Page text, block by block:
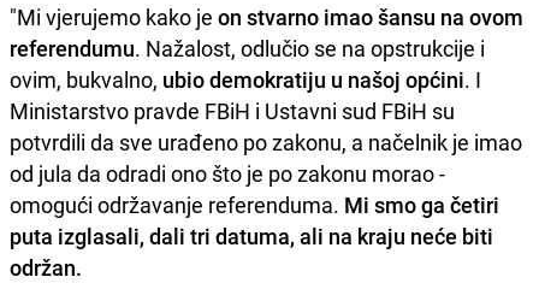
"Mi vjerujemo kako je on stvarno imao šansu na ovom
referendumu. Nažalost, odlučio se na opstrukcije i
ovim, bukvalno, ubio demokratiju u našoj općini. I
Ministarstvo pravde FBiH i Ustavni sud FBiH su
potvrdili da sve urađeno po zakonu, a načelnik je imao
od jula da odradi ono što je po zakonu morao -
omogući održavanje referenduma. Mi smo ga četiri
puta izglasali, dali tri datuma, ali na kraju neće biti
održan.